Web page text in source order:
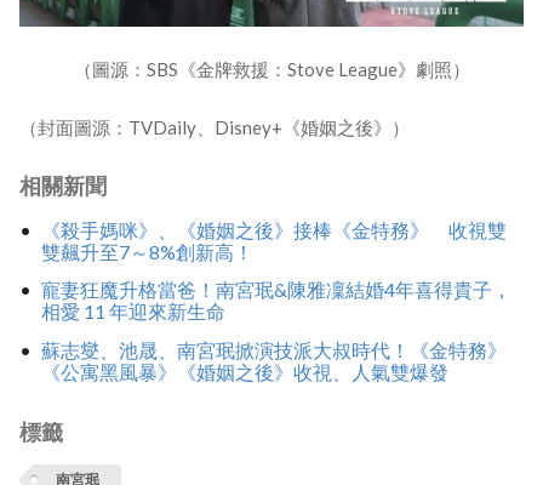
（圖源：SBS《金牌救援：Stove League》劇照）
（封面圖源：TVDaily、Disney+《婚姻之後》）
相關新聞
《殺手媽咪》、《婚姻之後》接棒《金特務》 收視雙
雙飆升至7～8%創新高！
寵妻狂魔升格當爸！南宮珉&陳雅凜結婚4年喜得貴子，
相愛 11 年迎來新生命
蘇志燮、池晟、南宮珉掀演技派大叔時代！《金特務》
《公寓黑風暴》《婚姻之後》收視、人氣雙爆發
標籤
南宮珉